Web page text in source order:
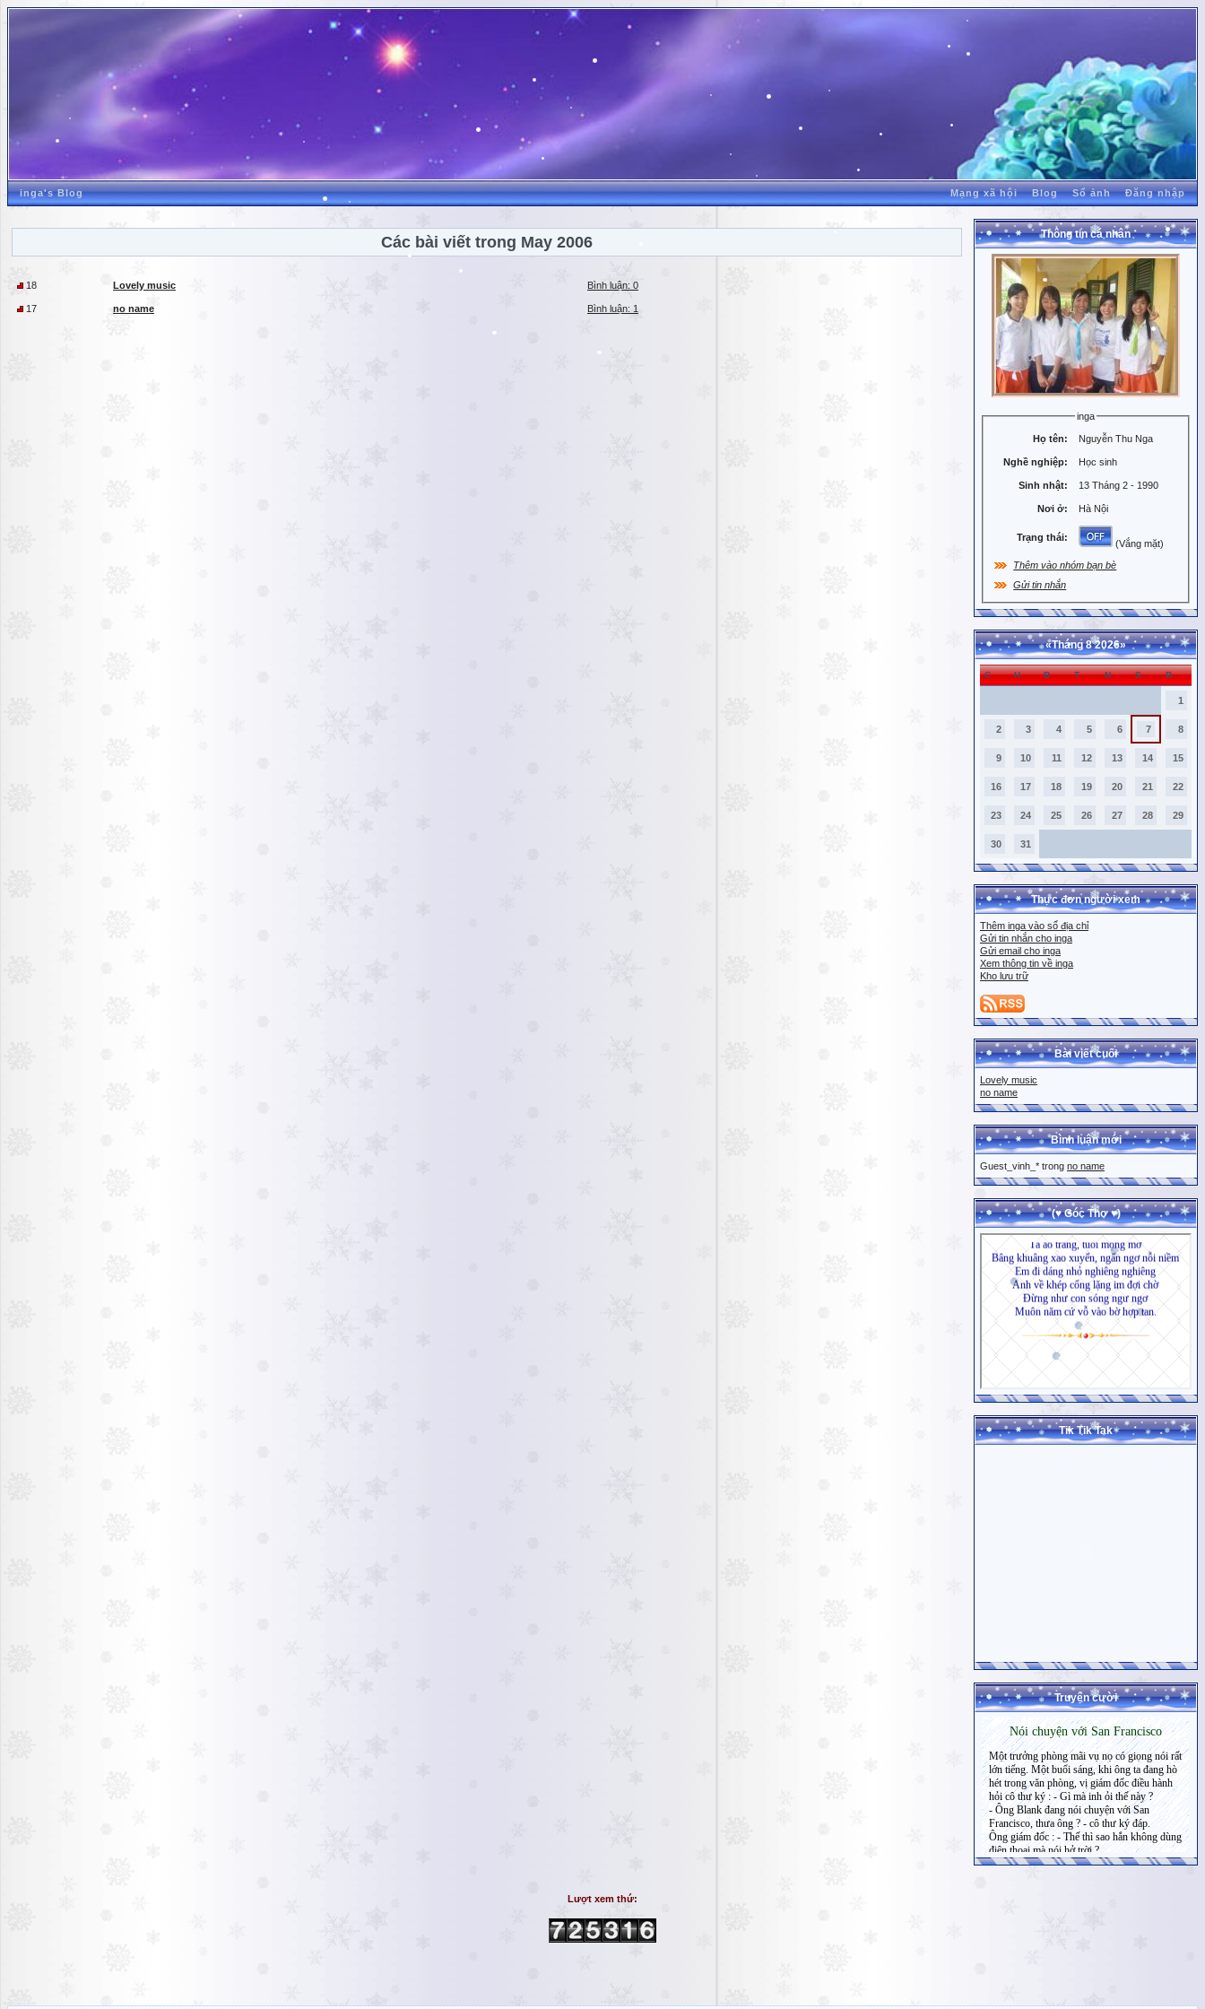
inga's Blog Mạng xã hội Blog Sổ ảnh Đăng nhập
Các bài viết trong May 2006
18 Lovely music Bình luận: 0
17 no name Bình luận: 1
Thông tin cá nhân
inga
Họ tên: Nguyễn Thu Nga
Nghề nghiệp: Học sinh
Sinh nhật: 13 Tháng 2 - 1990
Nơi ở: Hà Nội
Trạng thái:
(Vắng mặt)
Thêm vào nhóm bạn bè
Gửi tin nhắn
«Tháng 8 2026»
C H B T N S B
1
2 3 4 5 6 7 8
9 10 11 12 13 14 15
16 17 18 19 20 21 22
23 24 25 26 27 28 29
30 31
Thực đơn người xem
Thêm inga vào sổ địa chỉ
Gửi tin nhắn cho inga
Gửi email cho inga
Xem thông tin về inga
Kho lưu trữ
Bài viết cuối
Lovely music
no name
Bình luận mới
Guest_vinh_* trong no name
(♥ Góc Thơ ♥)
Tik Tik Tak
Truyện cười
Lượt xem thứ: